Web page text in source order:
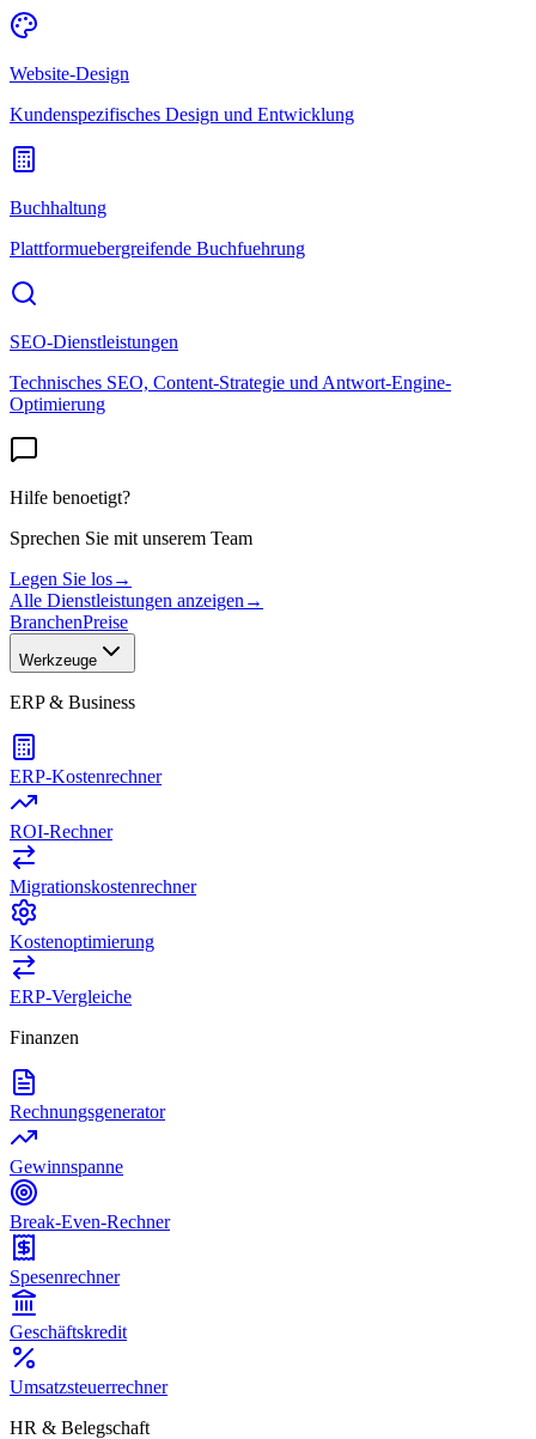
Website-Design
Kundenspezifisches Design und Entwicklung
Buchhaltung
Plattformuebergreifende Buchfuehrung
SEO-Dienstleistungen
Technisches SEO, Content-Strategie und Antwort-Engine-
Optimierung
Hilfe benoetigt?
Sprechen Sie mit unserem Team
Legen Sie los→
Alle Dienstleistungen anzeigen →
BranchenPreise
Werkzeuge
ERP & Business
ERP-Kostenrechner
ROI-Rechner
Migrationskostenrechner
Kostenoptimierung
ERP-Vergleiche
Finanzen
Rechnungsgenerator
Gewinnspanne
Break-Even-Rechner
Spesenrechner
Geschäftskredit
Umsatzsteuerrechner
HR & Belegschaft